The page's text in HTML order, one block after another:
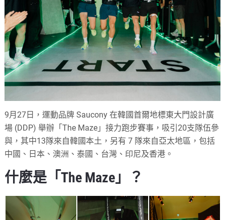
9月27日，運動品牌 Saucony 在韓國首爾地標東大門設計廣
場 (DDP) 舉辦「The Maze」接力跑步賽事，吸引20支隊伍參
與，其中13隊來自韓國本土，另有 7 隊來自亞太地區，包括
中國、日本、澳洲、泰國、台灣、印尼及香港。
什麼是「The Maze」？